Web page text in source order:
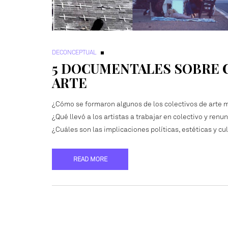
DECONCEPTUAL
5 DOCUMENTALES SOBRE
ARTE
¿Cómo se formaron algunos de los colectivos de arte
¿Qué llevó a los artistas a trabajar en colectivo y
¿Cuáles son las implicaciones políticas, estéticas y
READ MORE